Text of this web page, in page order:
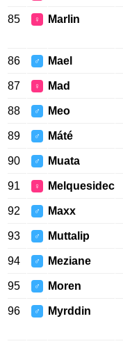
85 ♀ Marlin
86 ♂ Mael
87 ♀ Mad
88 ♂ Meo
89 ♂ Máté
90 ♂ Muata
91 ♀ Melquesidec
92 ♂ Maxx
93 ♂ Muttalip
94 ♂ Meziane
95 ♂ Moren
96 ♂ Myrddin